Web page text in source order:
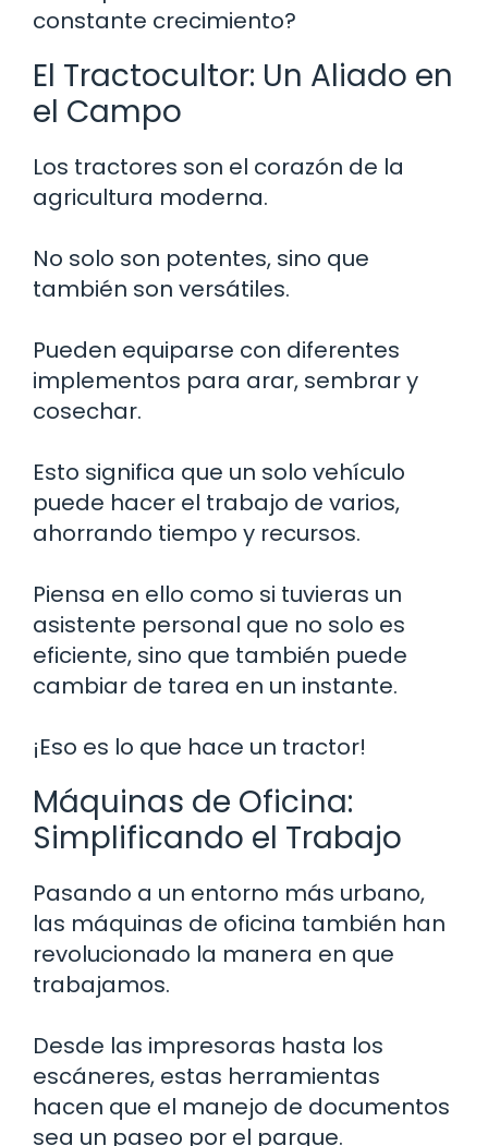
constante crecimiento?
El Tractocultor: Un Aliado en
el Campo
Los tractores son el corazón de la
agricultura moderna.
No solo son potentes, sino que
también son versátiles.
Pueden equiparse con diferentes
implementos para arar, sembrar y
cosechar.
Esto significa que un solo vehículo
puede hacer el trabajo de varios,
ahorrando tiempo y recursos.
Piensa en ello como si tuvieras un
asistente personal que no solo es
eficiente, sino que también puede
cambiar de tarea en un instante.
¡Eso es lo que hace un tractor!
Máquinas de Oficina:
Simplificando el Trabajo
Pasando a un entorno más urbano,
las máquinas de oficina también han
revolucionado la manera en que
trabajamos.
Desde las impresoras hasta los
escáneres, estas herramientas
hacen que el manejo de documentos
sea un paseo por el parque.